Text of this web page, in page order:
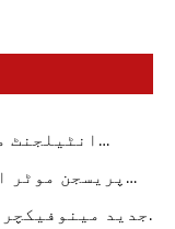
پریسجن موٹر
جدید